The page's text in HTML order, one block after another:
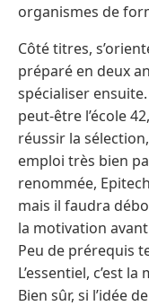
organismes de
Côté titres,
préparé en deux
spécialiser
peut-être l’école
réussir la
emploi très bien
renommée,
mais il faudra
la motivation
Peu de prérequis
L’essentiel, c’est
Bien sûr, si l’idée